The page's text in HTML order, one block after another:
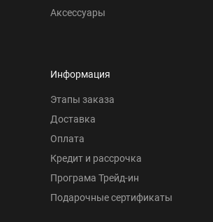
Аксессуары
Информация
Этапы заказа
Доставка
Оплата
Кредит и рассрочка
Програма Трейд-ин
Подарочные сертификаты